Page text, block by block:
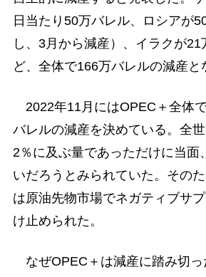
日当たり50万バレル、ロシアが
し、3月から減産）、イラクが21
ど、全体で166万バレルの減産と
2022年11月にはOPEC＋全体
バレルの減産を決めている。全
2％に及ぶ量であっただけに当面
いだろうとみられていた。その
は原油先物市場でネガティブサ
け止められた。
なぜOPEC＋は減産に踏み切っ